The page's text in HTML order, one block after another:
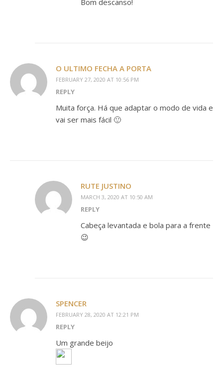
Bom descanso!
O ULTIMO FECHA A PORTA
FEBRUARY 27, 2020 AT 10:56 PM
REPLY
Muita força. Há que adaptar o modo de vida e
vai ser mais fácil 🙂
RUTE JUSTINO
MARCH 3, 2020 AT 10:50 AM
REPLY
Cabeça levantada e bola para a frente
😉
SPENCER
FEBRUARY 28, 2020 AT 12:21 PM
REPLY
Um grande beijo